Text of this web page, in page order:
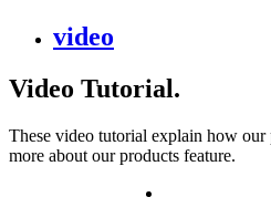
video
Video Tutorial.
These video tutorial explain how our
more about our products feature.